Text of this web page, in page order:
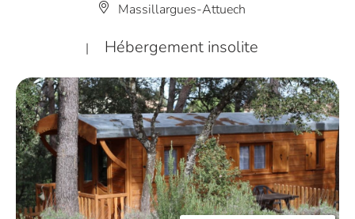
Massillargues-Attuech
| Hébergement insolite